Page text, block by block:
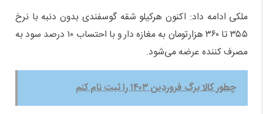
ملکی ادامه داد: اکنون هرکیلو شقه گوسفندی بدون دنبه با نرخ
۳۵۵ تا ۳۶۰ هزارتومان به مغازه دار و با احتساب ۱۰ درصد سود به
مصرف کننده عرضه می‌شود.
چطور کالا برگ فروردین ۱۴۰۳ را ثبت نام کنم